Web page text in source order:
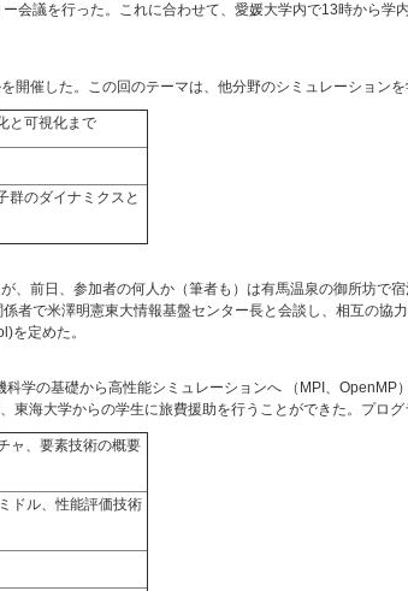
会議を行った。これに合わせて、愛媛大学内で13時から学
催した。この回のテーマは、他分野のシミュレーションを
と可視化まで
群のダイナミクスと
前日、参加者の何人か（筆者も）は有馬温泉の御所坊で宿
者で米澤明憲東大情報基盤センター長と会談し、相互の協
を定めた。
学の基礎から高性能シミュレーションへ （MPI、OpenMP
海大学からの学生に旅費援助を行うことができた。プログ
ャ、要素技術の概要
ドル、性能評価技術